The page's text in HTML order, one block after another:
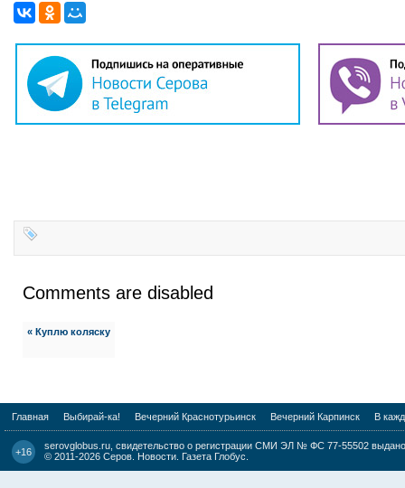
Comments are disabled
« Куплю коляску
Главная Выбирай-ка! Вечерний Краснотурьинск Вечерний Карпинск В
+16
serovglobus.ru, свидетельство о регистрации СМИ ЭЛ № ФС 77-55502
© 2011-2026 Серов. Новости. Газета Глобус